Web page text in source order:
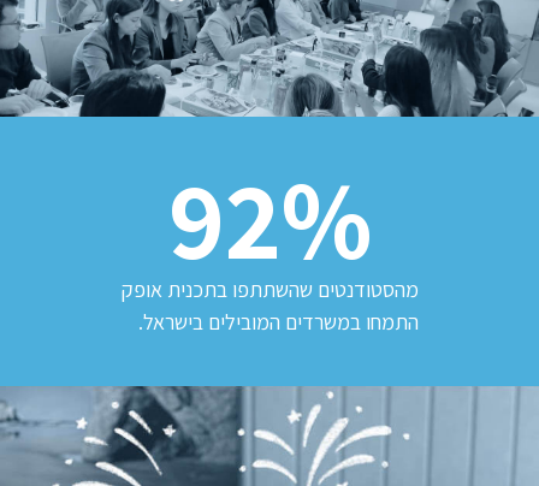
מהסטודנטים שהשתתפו בתכנית אופק
התמחו במשרדים המובילים בישראל.
92